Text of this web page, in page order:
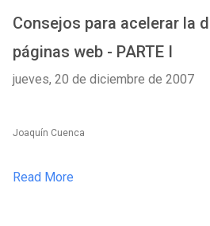
Consejos para acelerar la
páginas web - PARTE I
jueves, 20 de diciembre de 2007
Joaquín Cuenca
Read More